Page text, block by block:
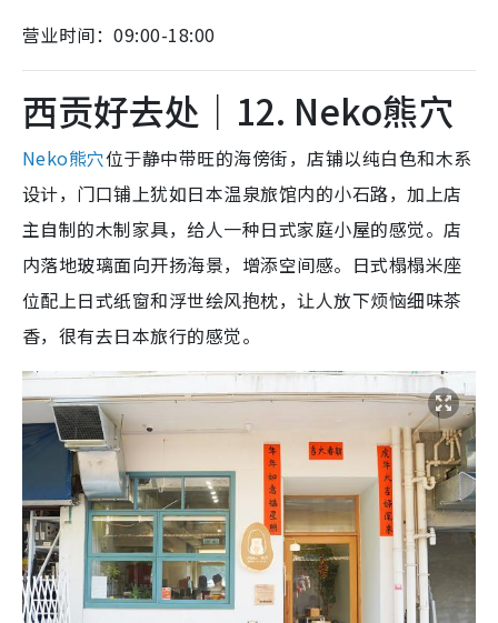
营业时间：09:00-18:00
西贡好去处｜12. Neko熊穴
Neko熊穴位于静中带旺的海傍街，店铺以纯白色和木系
设计，门口铺上犹如日本温泉旅馆内的小石路，加上店
主自制的木制家具，给人一种日式家庭小屋的感觉。店
内落地玻璃面向开扬海景，增添空间感。日式榻榻米座
位配上日式纸窗和浮世绘风抱枕，让人放下烦恼细味茶
香，很有去日本旅行的感觉。